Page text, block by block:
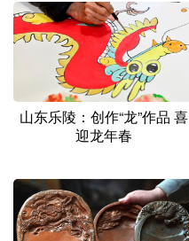
陕西 甘肃
新疆 内蒙古
多语种频道
English Español
Русский язык
山东乐陵：创作“龙”作品 喜
迎龙年春